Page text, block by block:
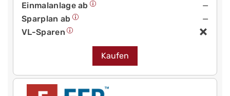
Einmalanlage ab
—
Sparplan ab
—
VL-Sparen
Kaufen